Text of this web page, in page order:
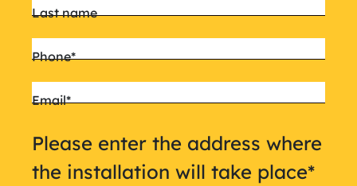
Last name
Phone*
Email*
Please enter the address where
the installation will take place*